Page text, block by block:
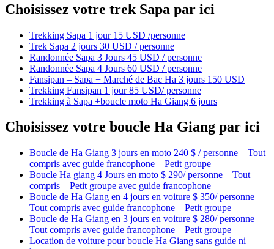
Choisissez votre trek Sapa par ici
Trekking Sapa 1 jour 15 USD /personne
Trek Sapa 2 jours 30 USD / personne
Randonnée Sapa 3 Jours 45 USD / personne
Randonnée Sapa 4 Jours 60 USD / personne
Fansipan – Sapa + Marché de Bac Ha 3 jours 150 USD
Trekking Fansipan 1 jour 85 USD/ personne
Trekking à Sapa +boucle moto Ha Giang 6 jours
Choisissez votre boucle Ha Giang par ici
Boucle de Ha Giang 3 jours en moto 240 $ / personne – Tout
compris avec guide francophone – Petit groupe
Boucle Ha giang 4 Jours en moto $ 290/ personne – Tout
compris – Petit groupe avec guide francophone
Boucle de Ha Giang en 4 jours en voiture $ 350/ personne –
Tout compris avec guide francophone – Petit groupe
Boucle de Ha Giang en 3 jours en voiture $ 280/ personne –
Tout compris avec guide francophone – Petit groupe
Location de voiture pour boucle Ha Giang sans guide ni